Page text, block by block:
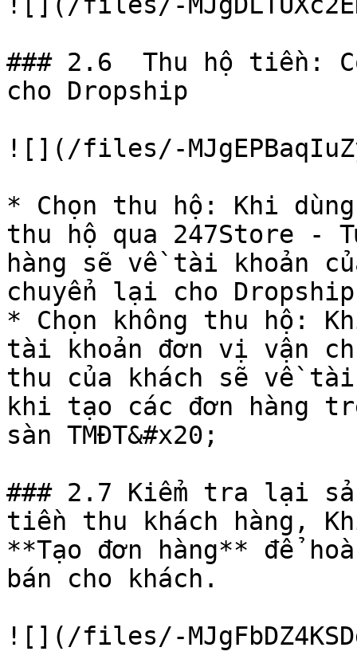
### 2.6  Thu hộ tiền:
cho Dropship
![](/files/-
* Chọn thu hộ: Khi
thu hộ qua 247Store -
hàng sẽ về tài khoản
chuyển lại cho Dropship
* Chọn không thu hộ:
tài khoản đơn vị vận
thu của khách sẽ về tài
khi tạo các đơn hàng
sàn TMĐT&#x20;
### 2.7 Kiểm tra lại
tiền thu khách hàng,
**Tạo đơn hàng** để
bán cho khách.
![](/files/-